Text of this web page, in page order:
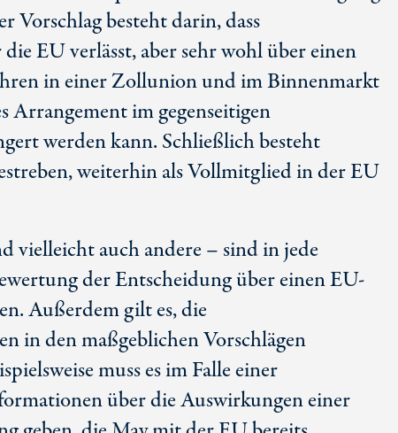
besteht darin, dass
EU verlässt, aber sehr wohl über einen
in einer Zollunion und im Binnenmarkt
Arrangement im gegenseitigen
werden kann. Schließlich besteht
weiterhin als Vollmitglied in der EU
vielleicht auch andere – sind in jede
der Entscheidung über einen EU-
Außerdem gilt es, die
in den maßgeblichen Vorschlägen
muss es im Falle einer
über die Auswirkungen einer